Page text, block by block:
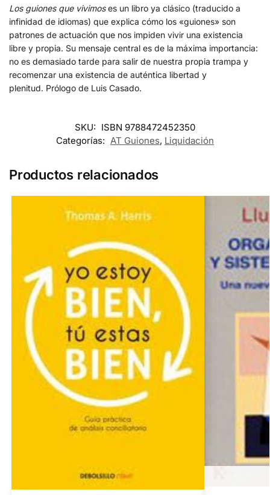
Los guiones que vivimoses un libro ya clásico (traducido a
infinidad de idiomas) que explica cómo los «guiones» son
patrones de actuación que nos impiden vivir una existencia
libre y propia. Su mensaje central es de la máxima importancia:
no es demasiado tarde para salir de nuestra propia trampa y
recomenzar una existencia de auténtica libertad y
plenitud. Prólogo de Luis Casado.
SKU: ISBN 9788472452350
Categorías: AT Guiones, Liquidación
Productos relacionados